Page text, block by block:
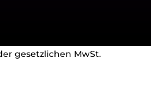
gesetzlichen MwSt.